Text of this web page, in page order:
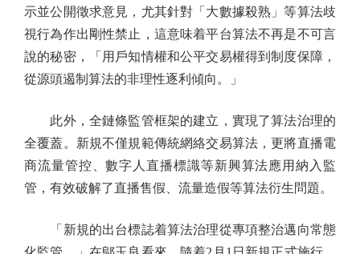
示並公開徵求意見，尤其針對「大數據殺熟」等算法歧
視行為作出剛性禁止，這意味着平台算法不再是不可言
說的秘密，「用戶知情權和公平交易權得到制度保障，
從源頭遏制算法的非理性逐利傾向。」
此外，全鏈條監管框架的建立，實現了算法治理的
全覆蓋。新規不僅規範傳統網絡交易算法，更將直播電
商流量管控、數字人直播標識等新興算法應用納入監
管，有效破解了直播售假、流量造假等算法衍生問題。
「新規的出台標誌着算法治理從專項整治邁向常態